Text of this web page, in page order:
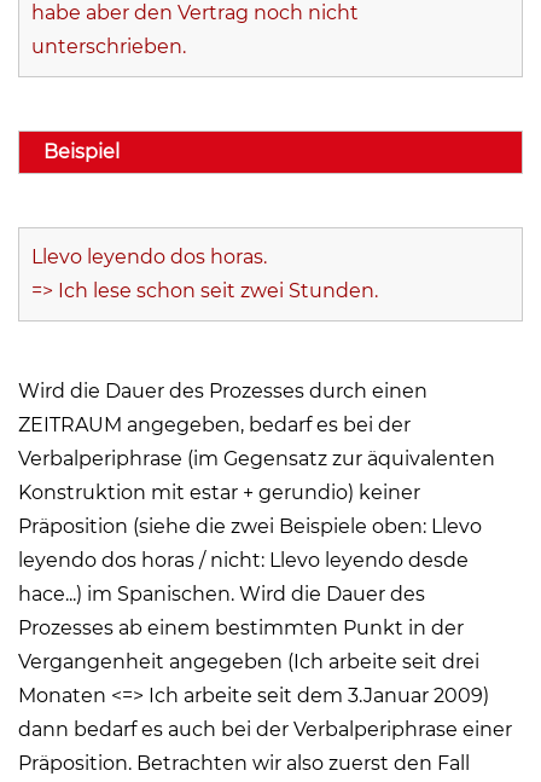
habe aber den Vertrag noch nicht
unterschrieben.
Beispiel
Llevo leyendo dos horas.
=> Ich lese schon seit zwei Stunden.
Wird die Dauer des Prozesses durch einen
ZEITRAUM angegeben, bedarf es bei der
Verbalperiphrase (im Gegensatz zur äquivalenten
Konstruktion mit estar + gerundio) keiner
Präposition (siehe die zwei Beispiele oben: Llevo
leyendo dos horas / nicht: Llevo leyendo desde
hace...) im Spanischen. Wird die Dauer des
Prozesses ab einem bestimmten Punkt in der
Vergangenheit angegeben (Ich arbeite seit drei
Monaten <=> Ich arbeite seit dem 3.Januar 2009)
dann bedarf es auch bei der Verbalperiphrase einer
Präposition. Betrachten wir also zuerst den Fall